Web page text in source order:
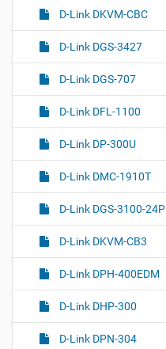
D-Link DKVM-CBC
D-Link DGS-3427
D-Link DGS-707
D-Link DFL-1100
D-Link DP-300U
D-Link DMC-1910T
D-Link DGS-3100-24P
D-Link DKVM-CB3
D-Link DPH-400EDM
D-Link DHP-300
D-Link DPN-304